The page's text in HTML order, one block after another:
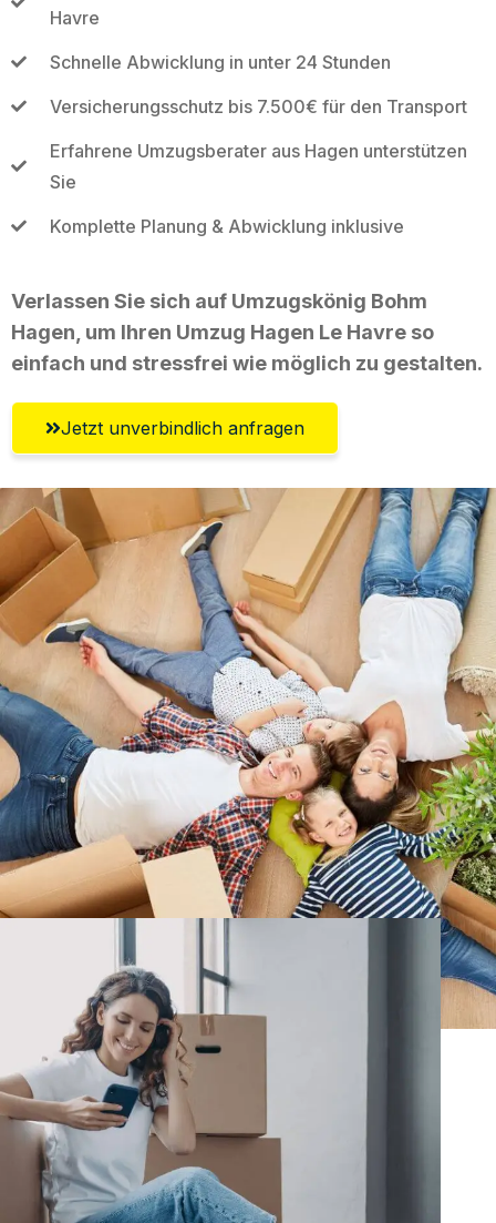
Havre
Schnelle Abwicklung in unter 24 Stunden
Versicherungsschutz bis 7.500€ für den Transport
Erfahrene Umzugsberater aus Hagen unterstützen
Sie
Komplette Planung & Abwicklung inklusive
Verlassen Sie sich auf Umzugskönig Bohm
Hagen, um Ihren Umzug Hagen Le Havre so
einfach und stressfrei wie möglich zu gestalten.
Jetzt unverbindlich anfragen